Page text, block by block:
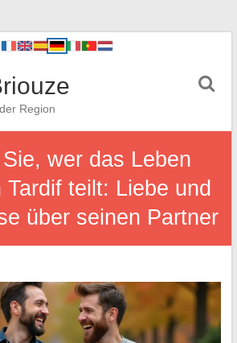
Region
wer das Leben
teilt: Liebe und
über seinen Partner